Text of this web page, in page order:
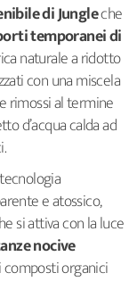
di Jungleche
temporanei di
naturale a ridotto
con una miscela
rimossi al termine
d’acqua calda ad
e atossico,
si attiva con la luce
nocive
composti organici